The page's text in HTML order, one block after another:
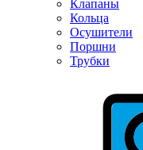
Клапаны
Кольца
Осушители
Поршни
Трубки